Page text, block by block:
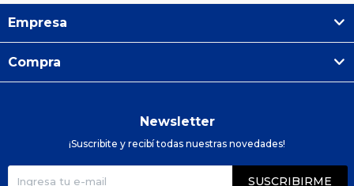
Empresa
Compra
Newsletter
¡Suscribite y recibí todas nuestras novedades!
SUSCRIBIRME